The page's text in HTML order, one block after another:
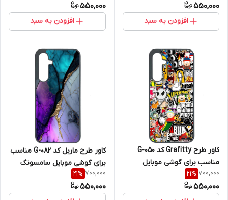
550,000
افزودن به سبد
550,000
افزودن به سبد
کاور طرح Grafitty کد G-050
مناسب برای گوشی موبایل
سامسونگ Galaxy A36
700,000
21%
550,000
کاور طرح ماربل کد G-082 مناسب
برای گوشی موبایل سامسونگ
Galaxy A36
700,000
21%
550,000